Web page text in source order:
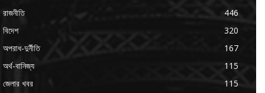
রাজনীতি
446
বিদেশ
320
অপরাধ-দুর্নীতি
167
অর্থ-বানিজ্য
115
জেলার খবর
115